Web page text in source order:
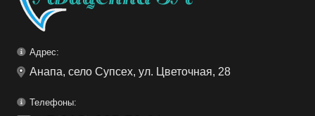
Адрес:
Анапа, село Супсех, ул. Цветочная, 28
Телефоны: